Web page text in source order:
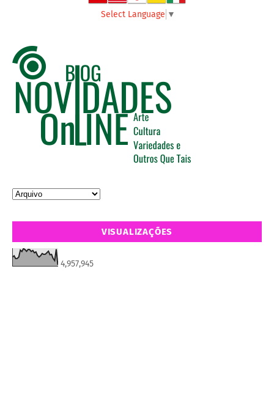
Select Language ▼
VISUALIZAÇÕES
4,957,945